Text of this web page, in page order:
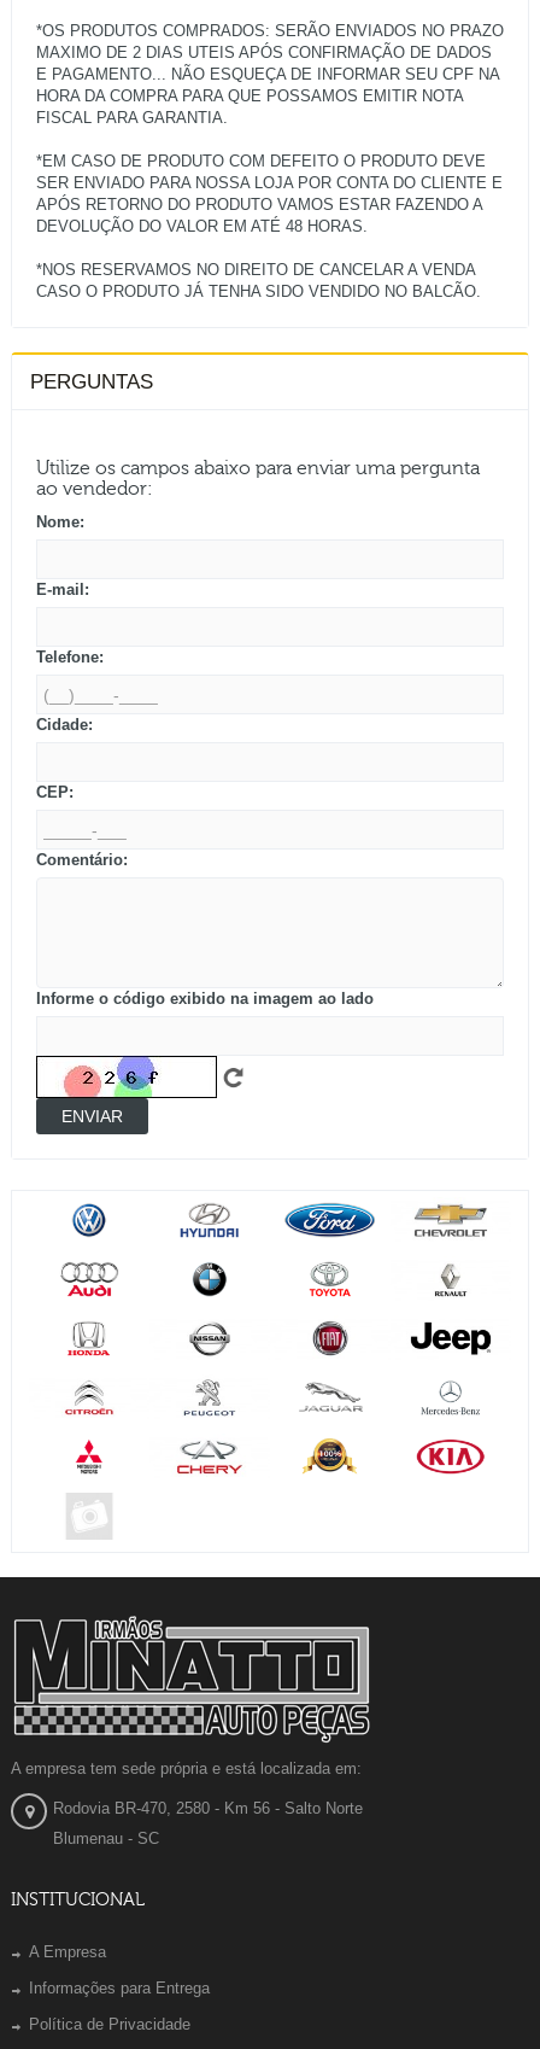
*OS PRODUTOS COMPRADOS: SERÃO ENVIADOS NO PRAZO
MAXIMO DE 2 DIAS UTEIS APÓS CONFIRMAÇÃO DE DADOS
E PAGAMENTO... NÃO ESQUEÇA DE INFORMAR SEU CPF NA
HORA DA COMPRA PARA QUE POSSAMOS EMITIR NOTA
FISCAL PARA GARANTIA.
*EM CASO DE PRODUTO COM DEFEITO O PRODUTO DEVE
SER ENVIADO PARA NOSSA LOJA POR CONTA DO CLIENTE E
APÓS RETORNO DO PRODUTO VAMOS ESTAR FAZENDO A
DEVOLUÇÃO DO VALOR EM ATÉ 48 HORAS.
*NOS RESERVAMOS NO DIREITO DE CANCELAR A VENDA
PERGUNTAS
Utilize os campos abaixo para enviar uma pergunta
ao vendedor:
Nome:
E-mail:
Telefone:
Cidade:
CEP:
Comentário:
Informe o código exibido na imagem ao lado
ENVIAR
A empresa tem sede própria e está localizada em:
Rodovia BR-470, 2580 - Km 56 - Salto Norte
Blumenau - SC
INSTITUCIONAL
A Empresa
Informações para Entrega
Política de Privacidade